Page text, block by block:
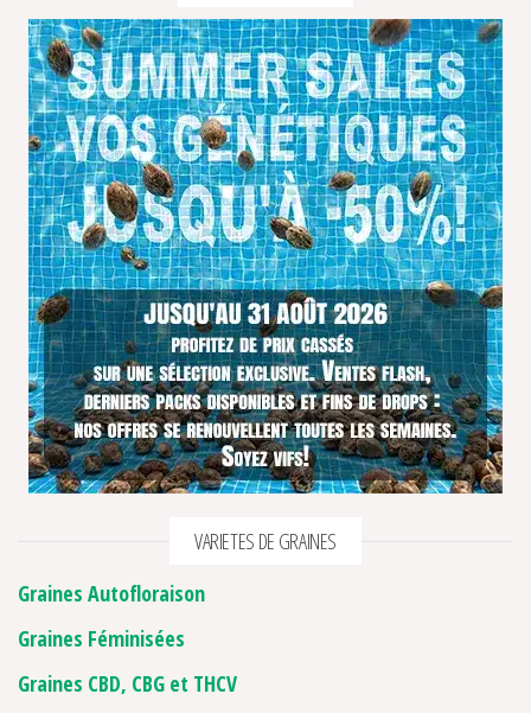
VARIETES DE GRAINES
Graines Autofloraison
Graines Féminisées
Graines CBD, CBG et THCV